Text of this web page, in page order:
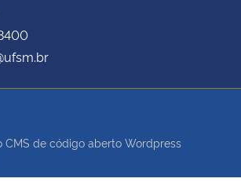
CMS de código aberto Wordpress